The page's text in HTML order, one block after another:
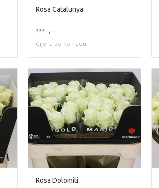
Rosa Catalunya
??? -,--
Cijena po komadu
Rosa Dolomiti